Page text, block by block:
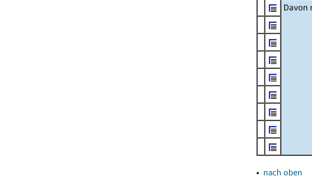
Davon
▴ nach oben